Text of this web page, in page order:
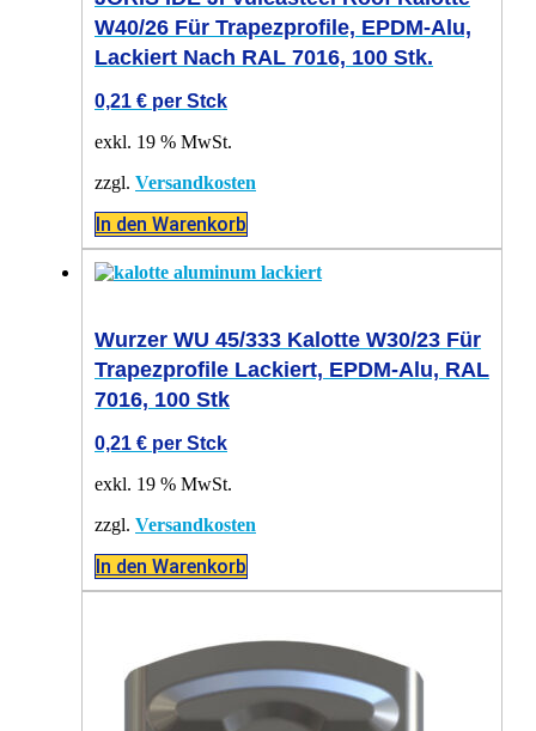
W40/26 Für Trapezprofile, EPDM-Alu,
Lackiert Nach RAL 7016, 100 Stk.
0,21 € per Stck
exkl. 19 % MwSt.
zzgl. Versandkosten
In den Warenkorb
Wurzer WU 45/333 Kalotte W30/23 Für
Trapezprofile Lackiert, EPDM-Alu, RAL
7016, 100 Stk
0,21 € per Stck
exkl. 19 % MwSt.
zzgl. Versandkosten
In den Warenkorb